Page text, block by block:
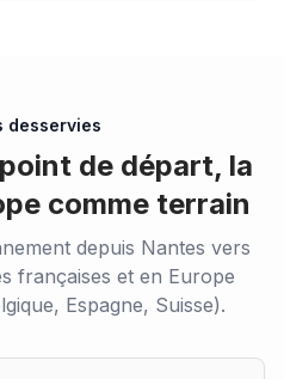
desservies
de départ, la
comme terrain
depuis Nantes vers
françaises et en Europe
Espagne, Suisse).